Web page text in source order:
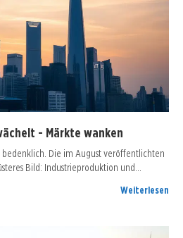
- Märkte wanken
bedenklich. Die im August veröffentlichten
Bild: Industrieproduktion und…
Weiterlesen